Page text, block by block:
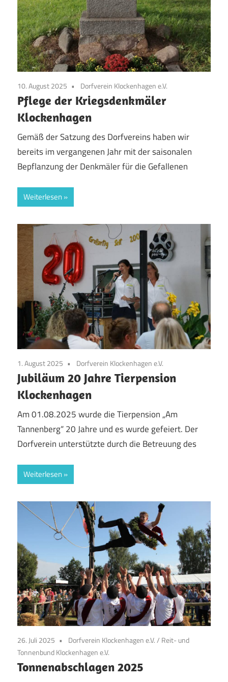
10. August 2025 Dorfverein Klockenhagen e.V.
Pflege der Kriegsdenkmäler
Klockenhagen
Gemäß der Satzung des Dorfvereins haben wir
bereits im vergangenen Jahr mit der saisonalen
Bepflanzung der Denkmäler für die Gefallenen
Weiterlesen
1. August 2025 Dorfverein Klockenhagen e.V.
Jubiläum 20 Jahre Tierpension
Klockenhagen
Am 01.08.2025 wurde die Tierpension „Am
Tannenberg“ 20 Jahre und es wurde gefeiert. Der
Dorfverein unterstützte durch die Betreuung des
Weiterlesen
26. Juli 2025 Dorfverein Klockenhagen e.V./ Reit- und
Tonnenbund Klockenhagen e.V.
Tonnenabschlagen 2025